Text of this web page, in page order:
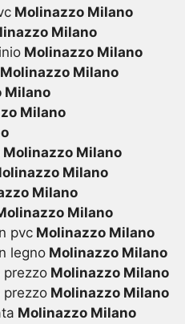
Molinazzo Milano
Milano
Molinazzo Milano
Milano
Milano
Milano
Molinazzo Milano
Milano
Milano
Milano
pvcMolinazzo Milano
legnoMolinazzo Milano
Molinazzo Milano
Molinazzo Milano
Molinazzo Milano